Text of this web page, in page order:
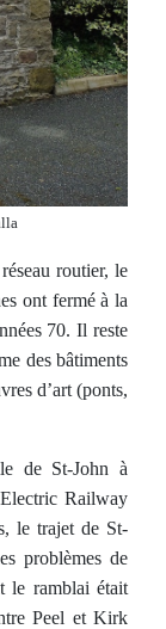
routier, le
ont fermé à la
70. Il reste
des bâtiments
d’art (ponts,
de St-John à
Railway
le trajet de St-
problèmes de
le ramblai était
Peel et Kirk